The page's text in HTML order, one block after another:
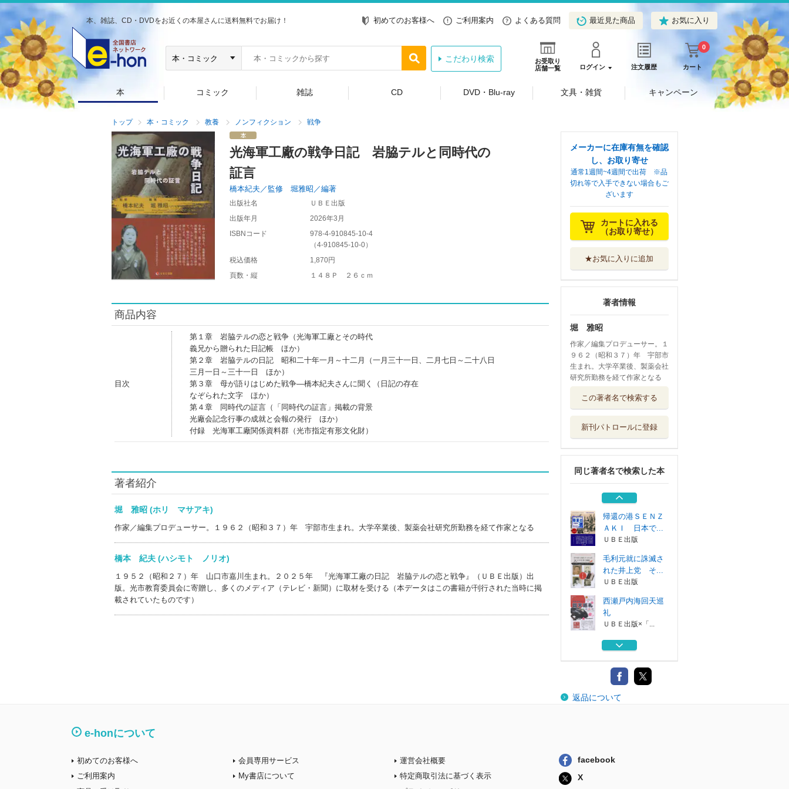
本、雑誌、CD・DVDをお近くの本屋さんに送料無料でお届け！ 初めてのお客様へ ご利用案内 よくある質問 最近見た商品 お気に入り
お受取り
店舗一覧
ログイン 注文履歴 カート
0
こだわり検索
本 コミック 雑誌 CD DVD・Blu-ray 文具・雑貨 キャンペーン
トップ 本・コミック 教養 ノンフィクション 戦争
光海軍工廠の戦争日記 岩脇テルと同時代の
証言
橋本紀夫／監修 堀雅昭／編著
出版社名
ＵＢＥ出版
出版年月
2026年3月
ISBNコード
978-4-910845-10-4
（4-910845-10-0）
税込価格
1,870円
頁数・縦
１４８Ｐ ２６ｃｍ
商品内容
目次
第１章 岩脇テルの恋と戦争（光海軍工廠とその時代
義兄から贈られた日記帳 ほか）
第２章 岩脇テルの日記 昭和二十年一月～十二月（一月三十一日、二月七日～二十八日
三月一日～三十一日 ほか）
第３章 母が語りはじめた戦争―橋本紀夫さんに聞く（日記の存在
なぞられた文字 ほか）
第４章 同時代の証言（「同時代の証言」掲載の背景
光廠会記念行事の成就と会報の発行 ほか）
付録 光海軍工廠関係資料群（光市指定有形文化財）
著者紹介
堀 雅昭 (ホリ マサアキ)
作家／編集プロデューサー。１９６２（昭和３７）年 宇部市生まれ。大学卒業後、製薬会社研究所勤務を経て作家となる
橋本 紀夫 (ハシモト ノリオ)
１９５２（昭和２７）年 山口市嘉川生まれ。２０２５年 『光海軍工廠の日記 岩脇テルの恋と戦争』（ＵＢＥ出版）出
版。光市教育委員会に寄贈し、多くのメディア（テレビ・新聞）に取材を受ける（本データはこの書籍が刊行された当時に掲
載されていたものです）
メーカーに在庫有無を確認
し、お取り寄せ
通常1週間~4週間で出荷 ※品
切れ等で入手できない場合もご
ざいます
カートに入れる
（お取り寄せ）
★お気に入りに追加
著者情報
堀 雅昭
作家／編集プロデューサー。１
９６２（昭和３７）年 宇部市
生まれ。大学卒業後、製薬会社
研究所勤務を経て作家となる
この著者名で検索する
新刊パトロールに登録
同じ著者名で検索した本
礼
光海軍工廠の日記
ＵＢＥ出版
炭鉱と新民謡 南
蛮音頭とその時代
ＵＢＥ出版
帰還の港ＳＥＮＺ
ＡＫＩ 日本で...
ＵＢＥ出版
毛利元就に誅滅さ
れた井上党 そ...
ＵＢＥ出版
西瀬戸内海回天巡
礼
ＵＢＥ出版×「...
光海軍工廠の日記
ＵＢＥ出版
炭鉱と新民謡 南
蛮音頭とその時代
返品について
e-honについて
初めてのお客様へ
ご利用案内
会員専用サービス
My書店について
運営会社概要
特定商取引法に基づく表示
facebook
X